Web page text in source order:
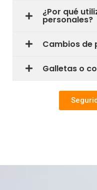
¿Por qué
personales?
Cambios de
Galletas o